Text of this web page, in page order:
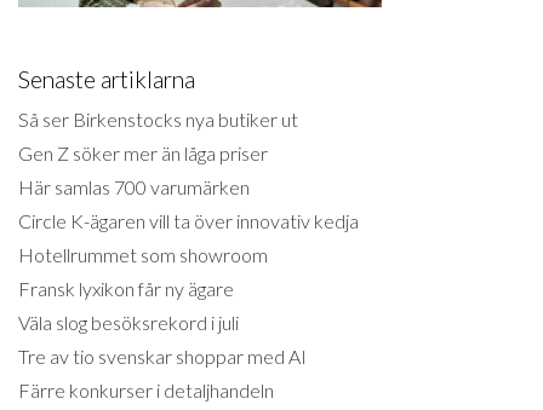
Senaste artiklarna
Så ser Birkenstocks nya butiker ut
Gen Z söker mer än låga priser
Här samlas 700 varumärken
Circle K-ägaren vill ta över innovativ kedja
Hotellrummet som showroom
Fransk lyxikon får ny ägare
Väla slog besöksrekord i juli
Tre av tio svenskar shoppar med AI
Färre konkurser i detaljhandeln